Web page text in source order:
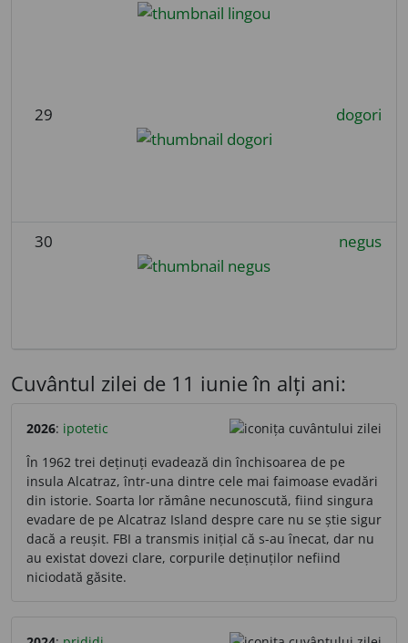
29 dogori
30 negus
Cuvântul zilei de 11 iunie în alți ani:
2026: ipotetic
În 1962 trei deținuți evadează din închisoarea de pe
insula Alcatraz, într-una dintre cele mai faimoase evadări
din istorie. Soarta lor rămâne necunoscută, fiind singura
evadare de pe Alcatraz Island despre care nu se știe sigur
dacă a reușit. FBI a transmis inițial că s-au înecat, dar nu
au existat dovezi clare, corpurile deținuților nefiind
niciodată găsite.